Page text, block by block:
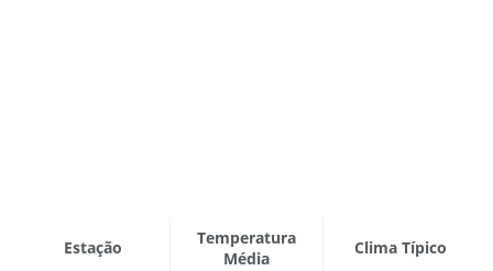
Estação
Temperatura
Média
Clima Típico